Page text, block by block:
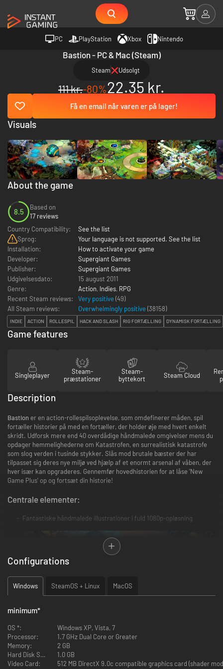
PC PlayStation Xbox Nintendo
Bastion - PC & Mac (Steam)
Steam Udsolgt
111 kr.-80%22.35 kr.
Få en email når varen er på lager!
About the game
8.5
Based on
17 reviews
Country Compatibility:
See the list
Sprog:
Your language is not supported. See the list
Installation:
How to activate your game
Developer:
Supergiant Games
Publisher:
Supergiant Games
Udgivelsesdato:
15 august 2011
Genre:
Action, Indies, RPG
Recent Steam reviews:
Very positive (49)
All Steam reviews:
Overwhelmingly positive (38158)
INDIE ACTION ROLLESPIL HACK AND SLASH RIG FORTÆLLING DYNAMISK FORTÆLLING
Visuals
Game features
Singleplayer
Steam-
præstationer
Steam-
byttekort
Steam Cloud
Description
Bastion er en action-rollespilsoplevelse, som omdefinerer måden, spil
fortæller historier på med en fortæller, der holder øje med hvert enkelt
skridt. Udforsk mere end 40 overdådige håndmalede omgivelser mens du
opdager hemmelighederne om Katastrofen, en surrealistisk katastrofe
som slog verden i tusinde stykker. Slås mod brutale bæster der har
tilpasset sig deres nye miljø ved hjælp af et enormt arsenal af våben, der
hver især kan opgraderes. Gennemfør hovedhistorien for at låse 'New
Game Plus' op og fortsæt din historie!
Centrale elementer:
Fantastiske håndmalede illustrationer i fuld 1080p-opløsning
Kritikerrost originalt soundtrack
Configurations
Windows SteamOS + Linux MacOS
minimum*
OS *:
Windows XP, Vista, 7
Processor:
1.7 GHz Dual Core or Greater
Memory:
2 GB
Hard Disk Space:
1.0 GB
Video Card:
512 MB DirectX 9.0c compatible graphics card (shader